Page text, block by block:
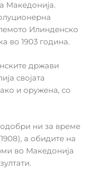
Македонија.
Илинденско
во 1903 година.
држави
својата
и оружена, со
ни за време
а обидите на
во Македонија